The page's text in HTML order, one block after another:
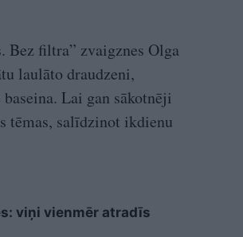
Bez filtra” zvaigznes Olga
laulāto draudzeni,
Lai gan sākotnēji
tēmas, salīdzinot ikdienu
viņi vienmēr atradīs